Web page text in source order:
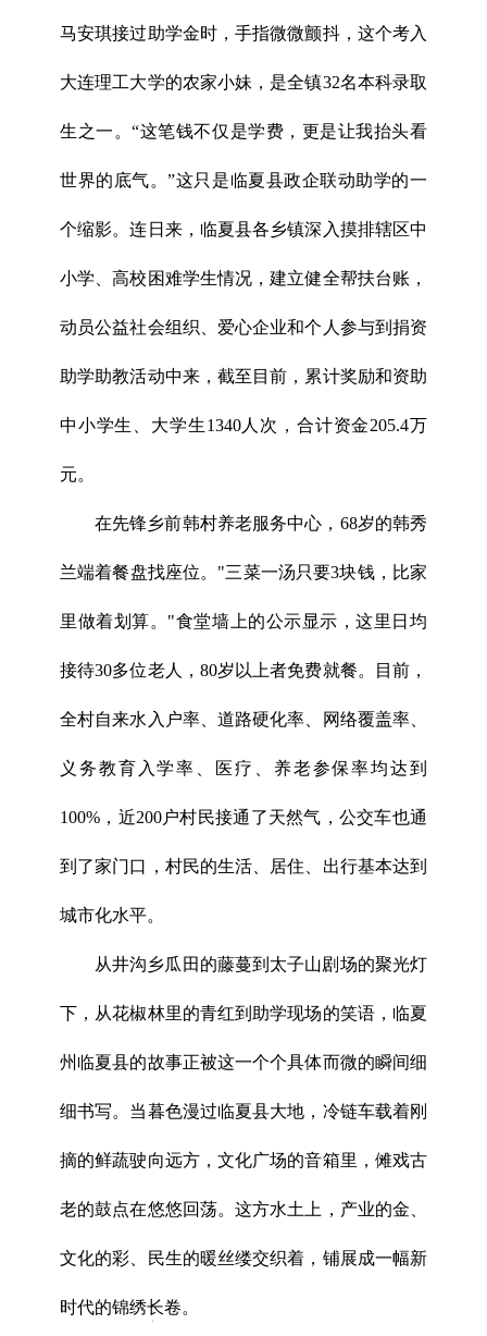
马安琪接过助学金时，手指微微颤抖，这个考入
大连理工大学的农家小妹，是全镇32名本科录取
生之一。“这笔钱不仅是学费，更是让我抬头看
世界的底气。”这只是临夏县政企联动助学的一
个缩影。连日来，临夏县各乡镇深入摸排辖区中
小学、高校困难学生情况，建立健全帮扶台账，
动员公益社会组织、爱心企业和个人参与到捐资
助学助教活动中来，截至目前，累计奖励和资助
中小学生、大学生1340人次，合计资金205.4万
元。
在先锋乡前韩村养老服务中心，68岁的韩秀
兰端着餐盘找座位。"三菜一汤只要3块钱，比家
里做着划算。"食堂墙上的公示显示，这里日均
接待30多位老人，80岁以上者免费就餐。目前，
全村自来水入户率、道路硬化率、网络覆盖率、
义务教育入学率、医疗、养老参保率均达到
100%，近200户村民接通了天然气，公交车也通
到了家门口，村民的生活、居住、出行基本达到
城市化水平。
从井沟乡瓜田的藤蔓到太子山剧场的聚光灯
下，从花椒林里的青红到助学现场的笑语，临夏
州临夏县的故事正被这一个个具体而微的瞬间细
细书写。当暮色漫过临夏县大地，冷链车载着刚
摘的鲜蔬驶向远方，文化广场的音箱里，傩戏古
老的鼓点在悠悠回荡。这方水土上，产业的金、
文化的彩、民生的暖丝缕交织着，铺展成一幅新
时代的锦绣长卷。
x